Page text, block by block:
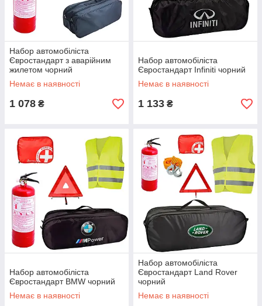
Набор автомобіліста
Євростандарт з аварійним
жилетом чорний
Немає в наявності
1 078 ₴
Набор автомобіліста
Євростандарт Infiniti чорний
Немає в наявності
1 133 ₴
Набор автомобіліста
Євростандарт BMW чорний
Немає в наявності
Набор автомобіліста
Євростандарт Land Rover
чорний
Немає в наявності